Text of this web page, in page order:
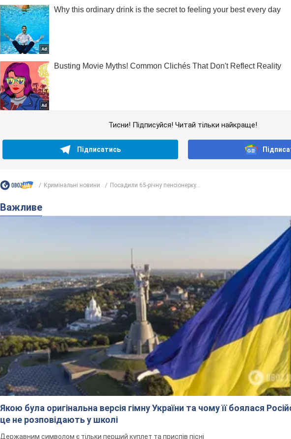
Тисни! Підписуйся! Читай тільки найкраще!
Підписатись
Кримінальні новини Посадили 65-річну пенсіонерку...
Важливе
Якою була оригінальна версія гімну України та чому її боялася
це не розповідають у школі
Державним символом є тільки перший куплет та приспів пісні